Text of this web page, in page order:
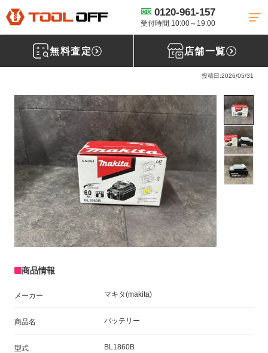
0120-961-157
受付時間 10:00～19:00
無料査定 店舗一覧
工具買取TOP 電動工具買取 バッテリー買取
【買取実績】makita マ
キタ バッテリー BL1860B ［福島県伊達市］仙台南店
マキタ(makita) バッテリー BL1860B
投稿日:2026/05/31
商品情報
メーカー マキタ(makita)
商品名 バッテリー
型式 BL1860B